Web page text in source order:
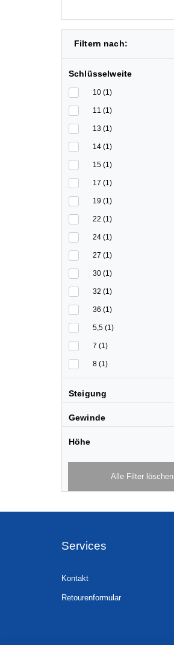
Filtern nach:
Schlüsselweite
10 (1)
11 (1)
13 (1)
14 (1)
15 (1)
17 (1)
19 (1)
22 (1)
24 (1)
27 (1)
30 (1)
32 (1)
36 (1)
5,5 (1)
7 (1)
8 (1)
Steigung
Gewinde
Höhe
Alle Filter löschen
Services
Kontakt
Retourenformular